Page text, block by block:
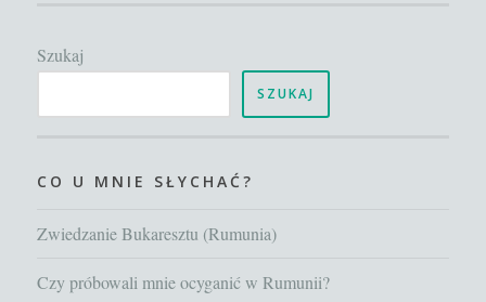
działo
Szukaj
SZUKAJ
CO U MNIE SŁYCHAĆ?
Zwiedzanie Bukaresztu (Rumunia)
Czy próbowali mnie ocyganić w Rumunii?